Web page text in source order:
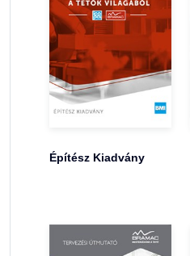
Építész Kiadvány